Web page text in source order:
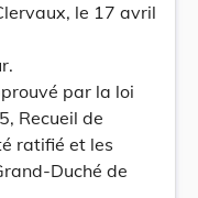
le 17 avril
par la loi
Recueil de
ratifié et les
Duché de